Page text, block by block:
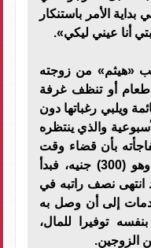
بداية الأمر باستنكار
أنا عيني ليكي».
«هيثم» من زوجته
أو تنظف غرفة
ويلبي رغباتها دون
والذي ينتظره
بأن قضاء وقت
حميمي له سعر محدد بالقائمة وهو (300) جنيه، فبدأ
نصف راتبه في
إلى أن وصل به
توفيرا للمال،
الزوجين.